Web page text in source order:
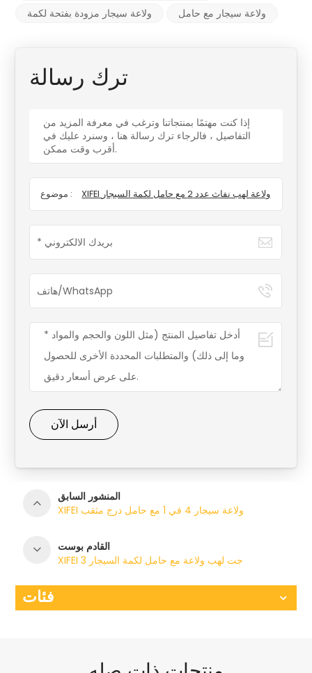
ولاعة سيجار مزودة بفتحة لكمة
ولاعة سيجار مع حامل
ترك رسالة
إذا كنت مهتمًا بمنتجاتنا وترغب في معرفة المزيد من
التفاصيل ، فالرجاء ترك رسالة هنا ، وسنرد عليك في
أقرب وقت ممكن.
موضوع : XIFEI ولاعة لهب نفاث عدد 2 مع حامل لكمة السيجار
أرسل الآن
المنشور السابق
XIFEI ولاعة سيجار 4 في 1 مع حامل درج مثقب
القادم بوست
XIFEI 3 جت لهب ولاعة مع حامل لكمة السيجار
فئات